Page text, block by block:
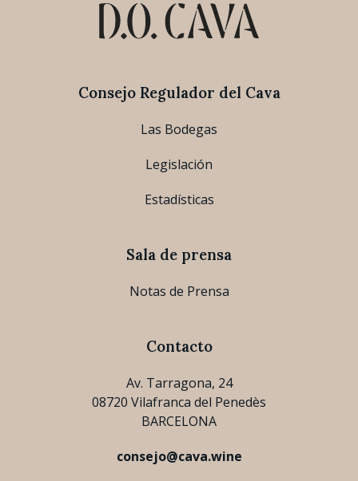
Consejo Regulador del Cava
Las Bodegas
Legislación
Estadísticas
Sala de prensa
Notas de Prensa
Contacto
Av. Tarragona, 24
08720 Vilafranca del Penedès
BARCELONA
consejo@cava.wine